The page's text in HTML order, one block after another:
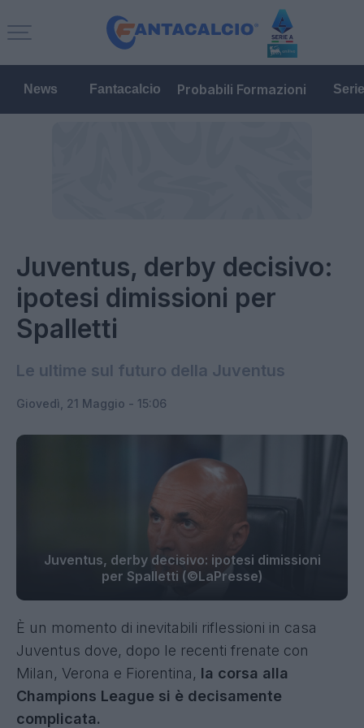
News Fantacalcio Probabili Formazioni
Juventus, derby decisivo:
ipotesi dimissioni per
Spalletti
Le ultime sul futuro della Juventus
Giovedì, 21 Maggio - 15:06
Juventus, derby decisivo: ipotesi dimissioni
per Spalletti (©LaPresse)
È un momento di inevitabili riflessioni in casa
Juventus dove, dopo le recenti frenate con
Milan, Verona e Fiorentina, la corsa alla
Champions League si è decisamente
complicata.